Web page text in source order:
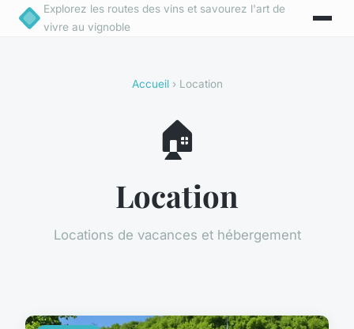
Explorez les routes des vins et savourez l'art de
vivre au vignoble
Accueil› Location
🏠
Location
Locations de vacances et hébergement